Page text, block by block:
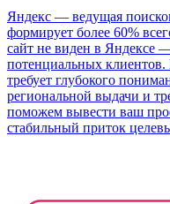
Яндекс — ведущая
формирует более 60%
сайт не виден в Яндексе
потенциальных
требует глубокого
региональной выдачи и
поможем вывести ваш
стабильный приток